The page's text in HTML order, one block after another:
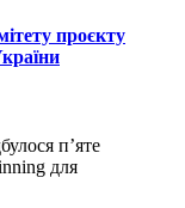
проєкту
для